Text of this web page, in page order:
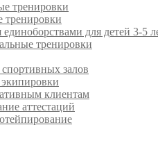
тренировки
тренировки
единоборствами для детей 3-5
тренировки
залов
клиентам
аттестаций